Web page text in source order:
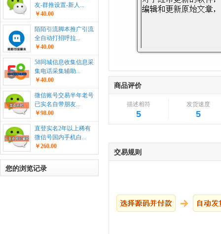
友-群推设置-新人...
￥40.00
陌陌引流脚本推广引流
全自动打招呼拉...
￥40.00
58同城信息收集信息采
集电话采集辅助...
￥40.00
微信账号交易半年老号
已实名自带朋友...
￥98.00
直登实名2年以上稀有
微信号国内手机白...
￥260.00
您的浏览记录
商品评价
描述相符
5
发货速度
5
交易规则